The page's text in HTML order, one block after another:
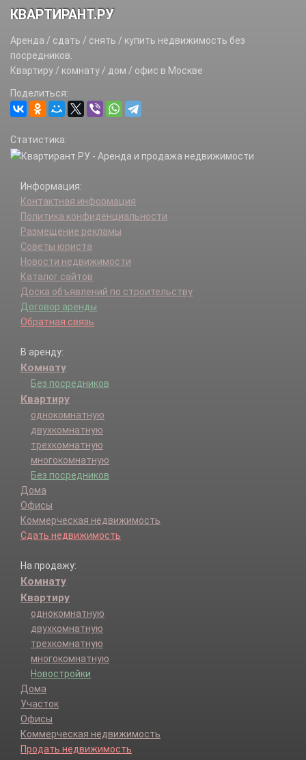
КВАРТИРАНТ.РУ
Аренда / сдать / снять / купить недвижимость без
посредников.
Квартиру / комнату / дом / офис в Москве
Поделиться:
Статистика:
Информация:
Контактная информация
Политика конфиденциальности
Размещение рекламы
Советы юриста
Новости недвижимости
Каталог сайтов
Доска объявлений по строительству
Договор аренды
Обратная связь
В аренду:
Комнату
Без посредников
Квартиру
однокомнатную
двухкомнатную
трехкомнатную
многокомнатную
Без посредников
Дома
Офисы
Коммерческая недвижимость
Сдать недвижимость
На продажу:
Комнату
Квартиру
однокомнатную
двухкомнатную
трехкомнатную
многокомнатную
Новостройки
Дома
Участок
Офисы
Коммерческая недвижимость
Продать недвижимость